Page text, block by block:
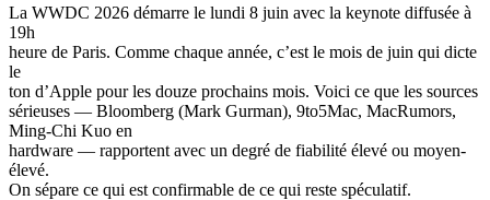
La WWDC 2026 démarre le lundi 8 juin avec la keynote diffusée à
19h
heure de Paris. Comme chaque année, c’est le mois de juin qui dicte
le
ton d’Apple pour les douze prochains mois. Voici ce que les sources
sérieuses — Bloomberg (Mark Gurman), 9to5Mac, MacRumors,
Ming-Chi Kuo en
hardware — rapportent avec un degré de fiabilité élevé ou moyen-
élevé.
On sépare ce qui est confirmable de ce qui reste spéculatif.